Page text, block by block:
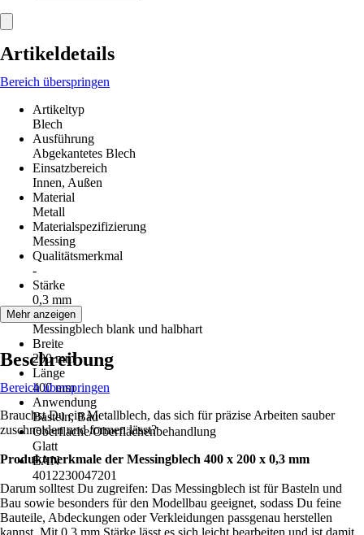
Artikeldetails
Bereich überspringen
Artikeltyp
Blech
Ausführung
Abgekantetes Blech
Einsatzbereich
Innen, Außen
Material
Metall
Materialspezifizierung
Messing
Qualitätsmerkmal
-
Stärke
0,3 mm
Hinweis
Messingblech blank und halbhart
Breite
200 mm
Länge
400 mm
Anwendung
Basteln, Bau
Oberfläche/Oberflächenbehandlung
Glatt
EAN
4012230047201
Mehr anzeigen
Beschreibung
Bereich überspringen
Brauchst Du ein Metallblech, das sich für präzise Arbeiten sauber
zuschneiden und formen lässt?
Produktmerkmale der Messingblech 400 x 200 x 0,3 mm
Darum solltest Du zugreifen: Das Messingblech ist für Basteln und
Bau sowie besonders für den Modellbau geeignet, sodass Du feine
Bauteile, Abdeckungen oder Verkleidungen passgenau herstellen
kannst. Mit 0,3 mm Stärke lässt es sich leicht bearbeiten und ist damit